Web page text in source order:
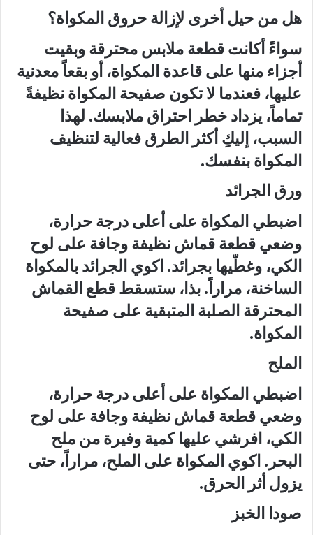
هل من حيل أخرى لإزالة حروق المكواة؟
سواءً أكانت قطعة ملابس محترقة وبقيت
أجزاء منها على قاعدة المكواة، أو بقعاً معدنية
عليها، فعندما لا تكون صفيحة المكواة نظيفةً
تماماً، يزداد خطر احتراق ملابسك. لهذا
السبب، إليكِ أكثر الطرق فعالية لتنظيف
المكواة بنفسك.
ورق الجرائد
اضبطي المكواة على أعلى درجة حرارة،
وضعي قطعة قماش نظيفة وجافة على لوح
الكي، وغطّيها بجرائد. اكوي الجرائد بالمكواة
الساخنة، مراراً. بذا، ستسقط قطع القماش
المحترقة الصلبة المتبقية على صفيحة
المكواة.
الملح
اضبطي المكواة على أعلى درجة حرارة،
وضعي قطعة قماش نظيفة وجافة على لوح
الكي، افرشي عليها كمية وفيرة من ملح
البحر. اكوي المكواة على الملح، مراراً، حتى
يزول أثر الحرق.
صودا الخبز